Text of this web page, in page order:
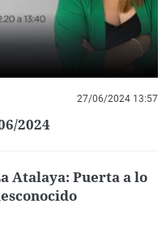
27/06/2024 13:57
2024
Atalaya: Puerta a lo